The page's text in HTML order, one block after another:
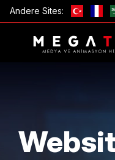
Andere Sites: